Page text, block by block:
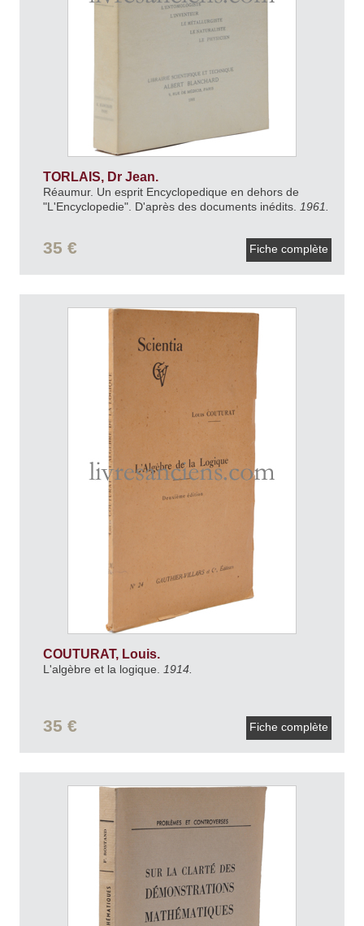
TORLAIS, Dr Jean.
Réaumur. Un esprit Encyclopedique en dehors de
"L'Encyclopedie". D'après des documents inédits.
1961.
35 € Fiche complète
COUTURAT, Louis.
L'algèbre et la logique. 1914.
35 € Fiche complète